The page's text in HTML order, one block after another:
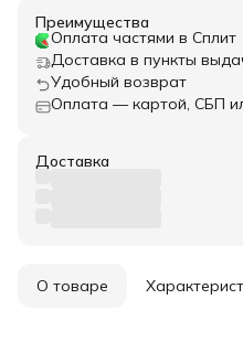
Преимущества
Оплата частями в Сплит
Доставка в пункты
Удобный возврат
Оплата — картой, СБП
Доставка
О товаре